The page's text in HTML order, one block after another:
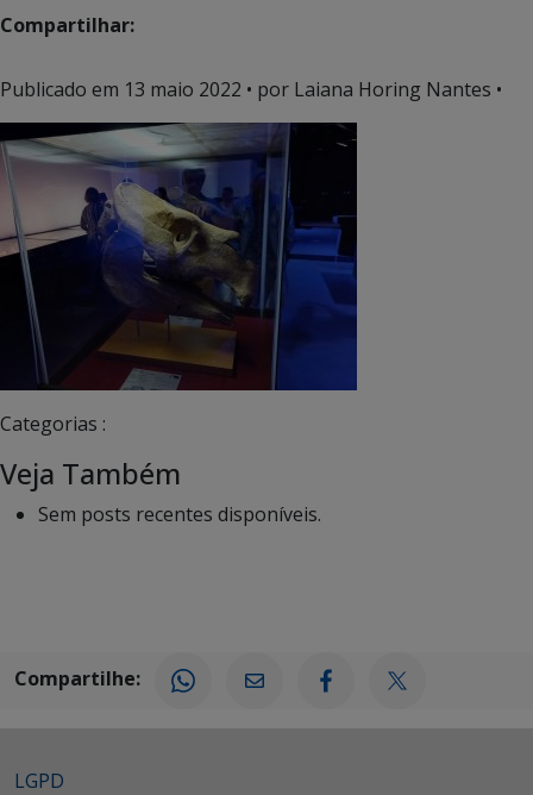
Compartilhar:
Publicado em 13 maio 2022 • por Laiana Horing Nantes •
Categorias :
Veja Também
Sem posts recentes disponíveis.
Compartilhe:
LGPD